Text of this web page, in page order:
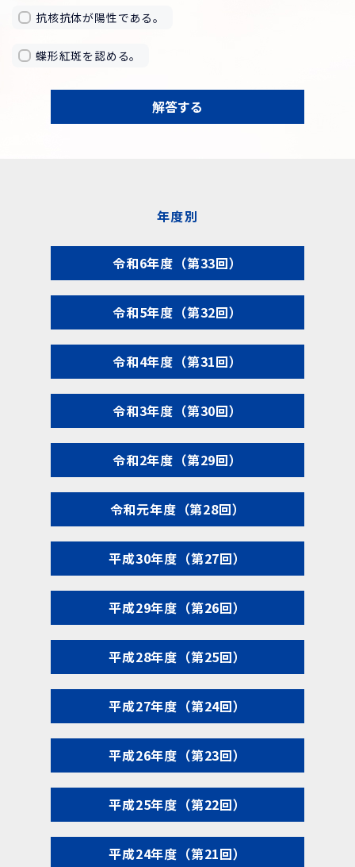
抗核抗体が陽性である。
蝶形紅斑を認める。
解答する
年度別
令和6年度（第33回）
令和5年度（第32回）
令和4年度（第31回）
令和3年度（第30回）
令和2年度（第29回）
令和元年度（第28回）
平成30年度（第27回）
平成29年度（第26回）
平成28年度（第25回）
平成27年度（第24回）
平成26年度（第23回）
平成25年度（第22回）
平成24年度（第21回）